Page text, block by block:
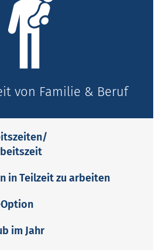
von Familie & Beruf
in Teilzeit zu arbeiten
im Jahr